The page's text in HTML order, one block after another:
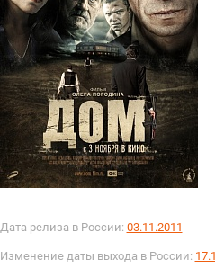
Дата релиза в России: 03.11.2011
Изменение даты выхода в России: